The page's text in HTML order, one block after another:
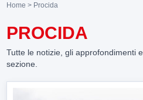
Home > Procida
PROCIDA
Tutte le notizie, gli approfondimenti
sezione.